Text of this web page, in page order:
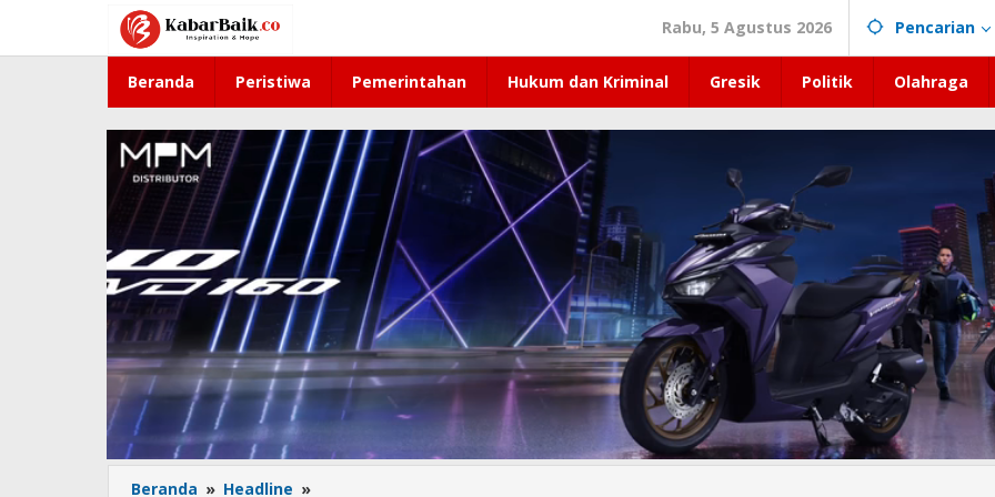
konten
Rabu, 5 Agustus 2026 Pencarian
Beranda Peristiwa Pemerintahan Hukum dan Kriminal Gresik Politik Olahraga
Beranda » Headline »